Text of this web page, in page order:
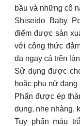
bầu và những cô
Shiseido Baby
điểm được sản
với công thức
da ngay cả trên
Sử dụng được
hoặc phụ nữ đang
Phấn được ép
dụng, nhẹ nhàng,
Tuy phấn màu